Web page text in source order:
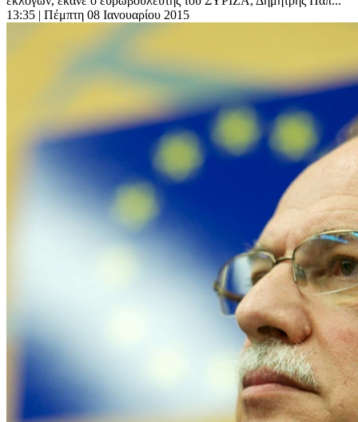
13:35 | Πέμπτη 08 Ιανουαρίου 2015